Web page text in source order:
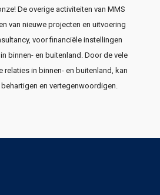
De overige activiteiten van MMS
van nieuwe projecten en uitvoering
voor financiële instellingen
binnen- en buitenland. Door de vele
relaties in binnen- en buitenland, kan
en vertegenwoordigen.